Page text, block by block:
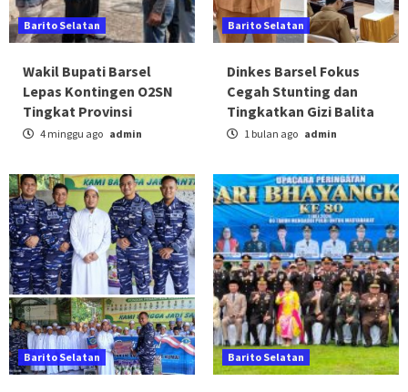
Barito Selatan
Wakil Bupati Barsel
Lepas Kontingen O2SN
Tingkat Provinsi
4 minggu ago admin
Barito Selatan
Dinkes Barsel Fokus
Cegah Stunting dan
Tingkatkan Gizi Balita
1 bulan ago admin
Barito Selatan Barito Selatan